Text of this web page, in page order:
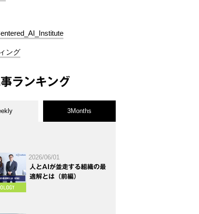
ング
ランキング
3Months
2026/06/01
人とAIが並走する組織の最
適解とは（前編）